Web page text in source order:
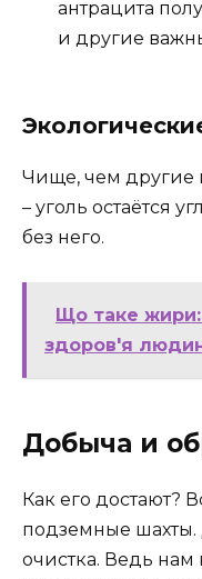
антрацита
и другие
Чище, чем другие
– уголь остаётся
без него.
Що таке жири:
здоров'я
Добыча и
Как его достают?
подземные
очистка. Ведь